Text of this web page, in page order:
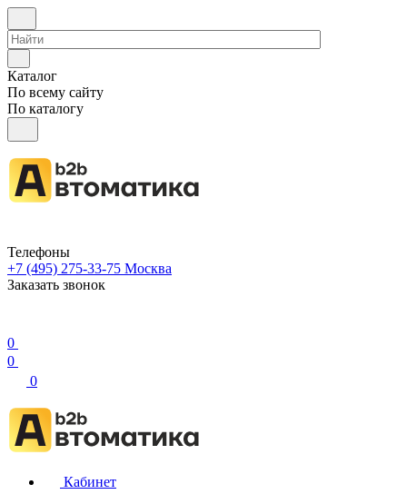
Каталог
По всему сайту
По каталогу
Телефоны
+7 (495) 275-33-75 Москва
Заказать звонок
0
0
0
Кабинет